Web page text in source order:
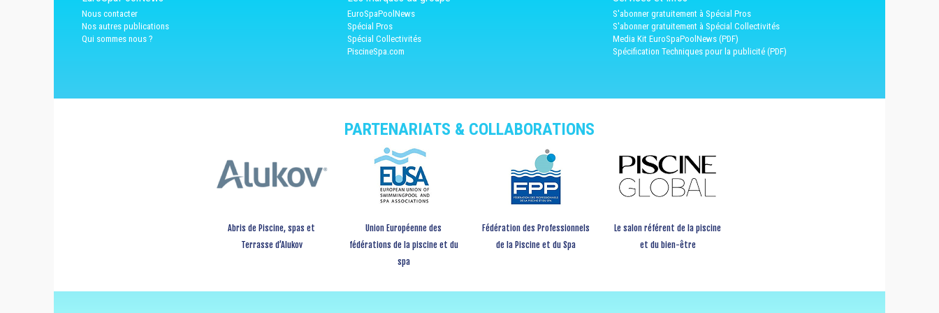
Nous contacter
Nos autres publications
Qui sommes nous ?
EuroSpaPoolNews
Spécial Pros
Spécial Collectivités
PiscineSpa.com
S'abonner gratuitement à Spécial Pros
S'abonner gratuitement à Spécial Collectivités
Media Kit EuroSpaPoolNews (PDF)
Spécification Techniques pour la publicité (PDF)
PARTENARIATS & COLLABORATIONS
Abris de Piscine, spas et
Terrasse d’Alukov
Union Européenne des
fédérations de la piscine et du
spa
Fédération des Professionnels
de la Piscine et du Spa
Le salon référent de la piscine
et du bien-être